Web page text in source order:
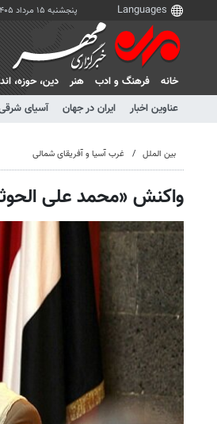
پنجشنبه ۱۵ مرداد ۱۴۰۵
خانه فرهنگ و ادب هنر دين، حوزه،
عناوین اخبار
ایران در جهان آسیای
بین الملل غرب آسیا و آفریقای شمالی
واکنش «محمد علی